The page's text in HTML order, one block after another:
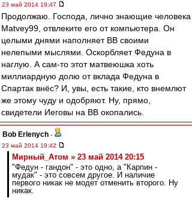
23 май 2014 19:47
Продолжаю. Господа, лично знающие человека
Matvey99, отвлеките его от компьютера. Он
целыми днями наполняет ВВ своими
нелепыми мыслями. Оскорбляет Федуна в
наглую. А сам-то этот матвеюшка хоть
миллиардную долю от вклада Федуна в
Спартак внёс? И, увы, есть такие, кто внемлют
же этому чуду и одобряют. Ну, прямо,
свидетели Иеговы на ВВ окопались.
Bob Erlenych -
23 май 2014 19:42
Мирный_Атом » 23 май 2014 20:15
"Федун - гандон" - это одно, а "Карпин -
мудак" - это совсем другое. И наличие
первого никак не модет отменить второго. Ну
никак.